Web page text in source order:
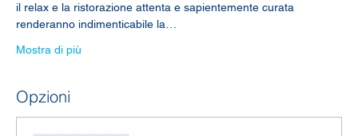
il relax e la ristorazione attenta e sapientemente curata
renderanno indimenticabile la…
Mostra di più
Opzioni